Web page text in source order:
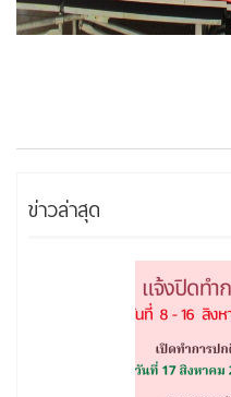
ข่าวล่าสุด